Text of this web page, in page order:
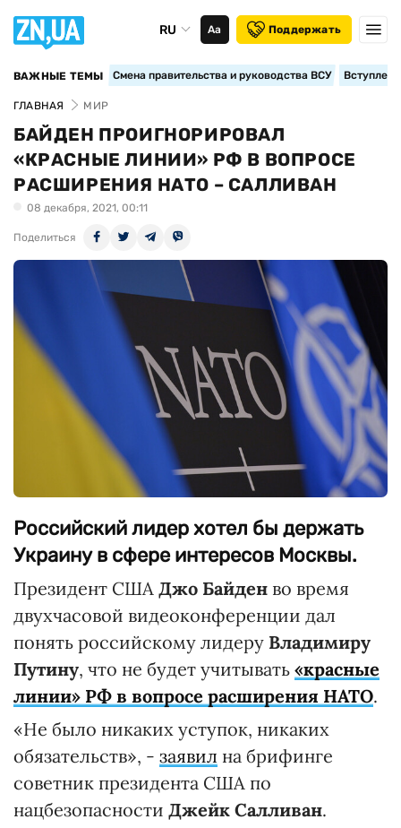
RU Аа Поддержать
ВАЖНЫЕ ТЕМЫ Смена правительства и руководства ВСУ
ГЛАВНАЯ МИР
БАЙДЕН ПРОИГНОРИРОВАЛ
«КРАСНЫЕ ЛИНИИ» РФ В ВОПРОСЕ
РАСШИРЕНИЯ НАТО – САЛЛИВАН
08 декабря, 2021, 00:11
Поделиться
Российский лидер хотел бы держать
Украину в сфере интересов Москвы.
Президент США Джо Байден во время
двухчасовой видеоконференции дал
понять российскому лидеру Владимиру
Путину, что не будет учитывать «красные
линии» РФ в вопросе расширения НАТО.
«Не было никаких уступок, никаких
обязательств», - заявил на брифинге
советник президента США по
нацбезопасности Джейк Салливан.